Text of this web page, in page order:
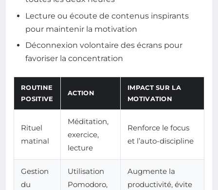
Lecture ou écoute de contenus inspirants
pour maintenir la motivation
Déconnexion volontaire des écrans pour
favoriser la concentration
ROUTINE
POSITIVE
ACTION
IMPACT SUR LA
MOTIVATION
Rituel
matinal
Méditation,
exercice,
lecture
Renforce le focus
et l’auto-discipline
Gestion
du
Utilisation
Pomodoro,
Augmente la
productivité, évite